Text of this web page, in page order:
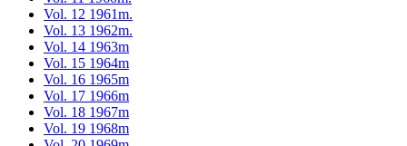
Vol. 12 1961m.
Vol. 13 1962m.
Vol. 14 1963m
Vol. 15 1964m
Vol. 16 1965m
Vol. 17 1966m
Vol. 18 1967m
Vol. 19 1968m